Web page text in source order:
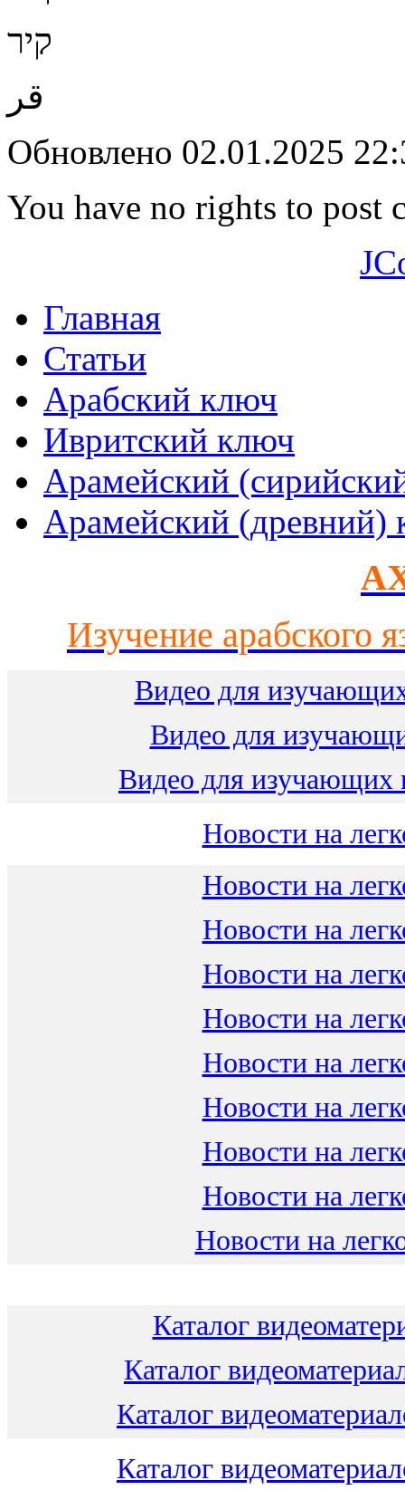
קיר
قر
Обновлено 02.01.2025
You have no rights to post
Главная
Статьи
Арабский ключ
Ивритский ключ
Арамейский
Арамейский (древний)
Изучение арабского
Видео для
Видео для
Видео для изучающих
Новости на
Новости на
Новости на
Новости на
Новости на
Новости на
Новости на
Новости на
Новости на
Новости на
Каталог
Каталог
Каталог
Каталог